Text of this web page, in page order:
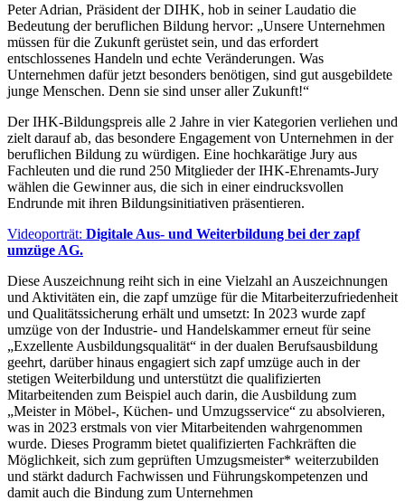
Peter Adrian, Präsident der DIHK, hob in seiner Laudatio die
Bedeutung der beruflichen Bildung hervor: „Unsere Unternehmen
müssen für die Zukunft gerüstet sein, und das erfordert
entschlossenes Handeln und echte Veränderungen. Was
Unternehmen dafür jetzt besonders benötigen, sind gut ausgebildete
junge Menschen. Denn sie sind unser aller Zukunft!“
Der IHK-Bildungspreis alle 2 Jahre in vier Kategorien verliehen und
zielt darauf ab, das besondere Engagement von Unternehmen in der
beruflichen Bildung zu würdigen. Eine hochkarätige Jury aus
Fachleuten und die rund 250 Mitglieder der IHK-Ehrenamts-Jury
wählen die Gewinner aus, die sich in einer eindrucksvollen
Endrunde mit ihren Bildungsinitiativen präsentieren.
Videoporträt: Digitale Aus- und Weiterbildung bei der zapf
umzüge AG.
Diese Auszeichnung reiht sich in eine Vielzahl an Auszeichnungen
und Aktivitäten ein, die zapf umzüge für die Mitarbeiterzufriedenheit
und Qualitätssicherung erhält und umsetzt: In 2023 wurde zapf
umzüge von der Industrie- und Handelskammer erneut für seine
„Exzellente Ausbildungsqualität“ in der dualen Berufsausbildung
geehrt, darüber hinaus engagiert sich zapf umzüge auch in der
stetigen Weiterbildung und unterstützt die qualifizierten
Mitarbeitenden zum Beispiel auch darin, die Ausbildung zum
„Meister in Möbel-, Küchen- und Umzugsservice“ zu absolvieren,
was in 2023 erstmals von vier Mitarbeitenden wahrgenommen
wurde. Dieses Programm bietet qualifizierten Fachkräften die
Möglichkeit, sich zum geprüften Umzugsmeister* weiterzubilden
und stärkt dadurch Fachwissen und Führungskompetenzen und
damit auch die Bindung zum Unternehmen